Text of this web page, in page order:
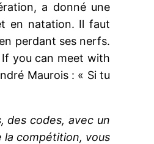
a donné une
en natation. Il faut
perdant ses nerfs.
you can meet with
Maurois : « Si tu
des codes, avec un
la compétition, vous